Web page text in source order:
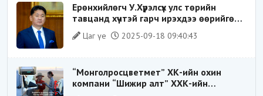
Ерөнхийлөгч У.Хүрэлсүх улс төрийн
тавцанд хүчтэй гарч ирэхдээ өөрийгөө
шударга ёсны төлөө тэмцэгч, “хуучин
тогтолцооны хонгилыг нураагч” гэсэн
Цаг үе 2025-09-18 09:40:43
“Монголросцветмет” ХК-ийн охин
компани “Шижир алт” ХХК-ийн